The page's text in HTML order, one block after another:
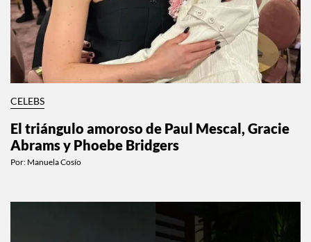
CELEBS
El triángulo amoroso de Paul Mescal, Gracie
Abrams y Phoebe Bridgers
Por: Manuela Cosío